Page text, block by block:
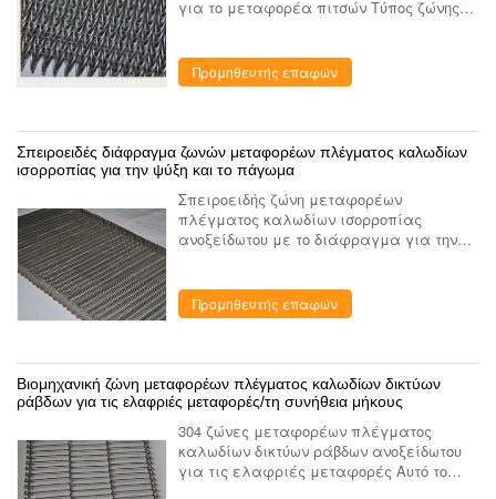
για το μεταφορέα πιτσών Τύπος ζώνης
ζώνη ψαροκόκκαλων. Είναι μια παρα...
Προμηθευτής επαφών
Σπειροειδές διάφραγμα ζωνών μεταφορέων πλέγματος καλωδίων
ισορροπίας για την ψύξη και το πάγωμα
Σπειροειδής ζώνη μεταφορέων
πλέγματος καλωδίων ισορροπίας
ανοξείδωτου με το διάφραγμα για την
ανοξείδωτου καλείται επίσης
ισορροπημένη υφαμένη σπείρα ζ...
Προμηθευτής επαφών
Βιομηχανική ζώνη μεταφορέων πλέγματος καλωδίων δικτύων
ράβδων για τις ελαφριές μεταφορές/τη συνήθεια μήκους
304 ζώνες μεταφορέων πλέγματος
καλωδίων δικτύων ράβδων ανοξείδωτου
για τις ελαφριές μεταφορές Αυτό το